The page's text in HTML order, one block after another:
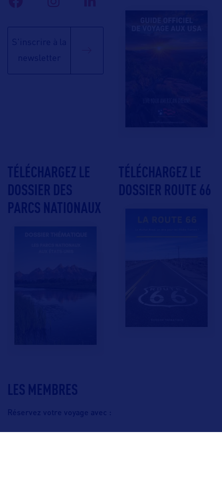
LES MEMBRES
Réservez votre voyage avec :
S'inscrire à la
newsletter
TÉLÉCHARGEZ LE
DOSSIER DES
PARCS NATIONAUX
TÉLÉCHARGEZ LE
DOSSIER ROUTE 66